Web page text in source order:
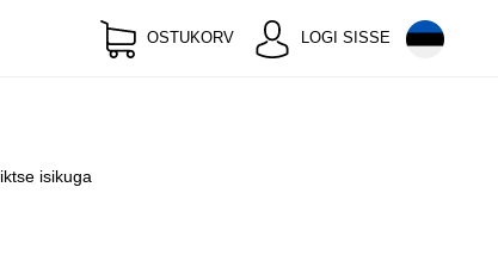
OSTUKORV LOGI SISSE
isikuga